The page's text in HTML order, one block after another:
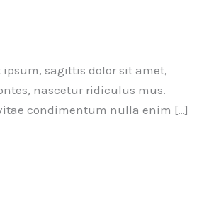
sagittis dolor sit amet,
nascetur ridiculus mus.
condimentum nulla enim […]